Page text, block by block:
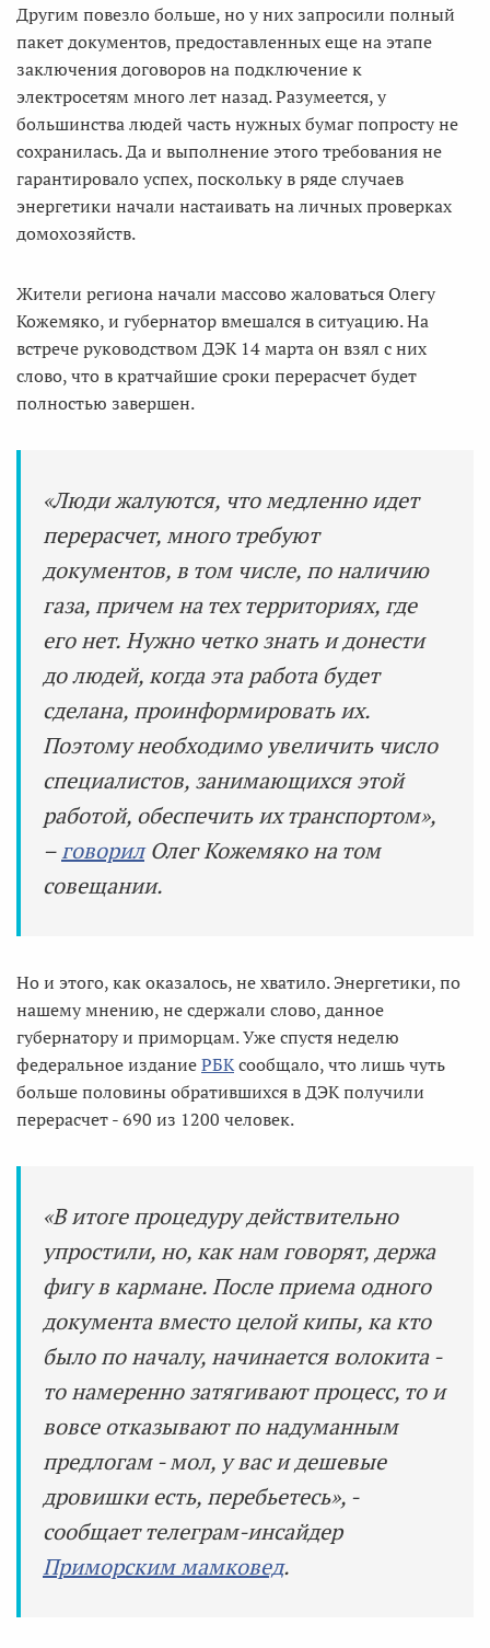
Другим повезло больше, но у них запросили полный
пакет документов, предоставленных еще на этапе
заключения договоров на подключение к
электросетям много лет назад. Разумеется, у
большинства людей часть нужных бумаг попросту не
сохранилась. Да и выполнение этого требования не
гарантировало успех, поскольку в ряде случаев
энергетики начали настаивать на личных проверках
домохозяйств.
Жители региона начали массово жаловаться Олегу
Кожемяко, и губернатор вмешался в ситуацию. На
встрече руководством ДЭК 14 марта он взял с них
слово, что в кратчайшие сроки перерасчет будет
полностью завершен.
«Люди жалуются, что медленно идет
перерасчет, много требуют
документов, в том числе, по наличию
газа, причем на тех территориях, где
его нет. Нужно четко знать и донести
до людей, когда эта работа будет
сделана, проинформировать их.
Поэтому необходимо увеличить число
специалистов, занимающихся этой
работой, обеспечить их транспортом»,
–говорилОлег Кожемяко на том
совещании.
Но и этого, как оказалось, не хватило. Энергетики, по
нашему мнению, не сдержали слово, данное
губернатору и приморцам. Уже спустя неделю
федеральное изданиеРБКсообщало, что лишь чуть
больше половины обратившихся в ДЭК получили
перерасчет - 690 из 1200 человек.
«В итоге процедуру действительно
упростили, но, как нам говорят, держа
фигу в кармане. После приема одного
документа вместо целой кипы, ка кто
было по началу, начинается волокита -
то намеренно затягивают процесс, то и
вовсе отказывают по надуманным
предлогам - мол, у вас и дешевые
дровишки есть, перебьетесь», -
сообщает телеграм-инсайдер
Приморским мамковед.